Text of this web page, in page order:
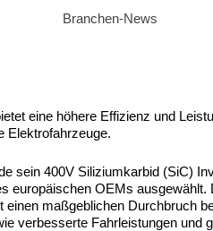
Branchen-News
eine höhere Effizienz und
Elektrofahrzeuge.
sein 400V Siliziumkarbid (SiC)
europäischen OEMs
maßgeblichen Durchbruch
verbesserte Fahrleistungen und